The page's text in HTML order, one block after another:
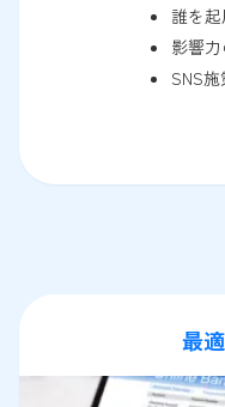
誰を
影響
SNS
最